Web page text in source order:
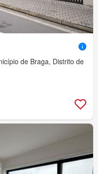
de Braga, Distrito de